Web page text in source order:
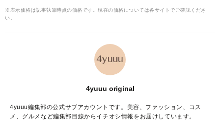
※表示価格は記事執筆時点の価格です。現在の価格については各サイトでご確認くださ
い。
4yuuu original
4yuuu編集部の公式サブアカウントです。美容、ファッション、コス
メ、グルメなど編集部目線からイチオシ情報をお届けしています。